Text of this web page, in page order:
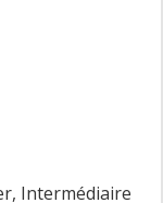
Intermédiaire